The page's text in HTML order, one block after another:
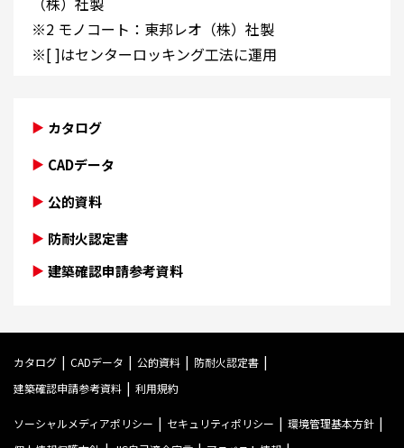
※2 モノコート：東邦レオ（株）社製
※[ ]はセンターロッキング工法に運用
カタログ
CADデータ
公的資料
防耐火認定書
建築確認申請参考資料
カタログ CADデータ 公的資料
防耐火認定書
建築確認申請参考資料
利用規約
ソーシャルメディアポリシー セキュリティポリシー
環境管理基本方針